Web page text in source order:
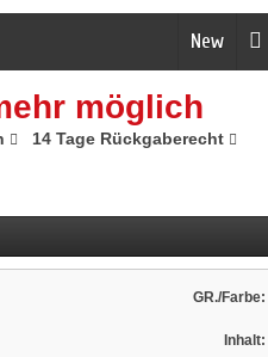
New
möglich
14 Tage Rückgaberecht
GR./Farbe:
Inhalt: